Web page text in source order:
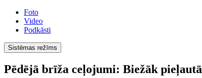
Foto
Video
Podkāsti
Sistēmas režīms
Pēdējā brīža ceļojumi: Biežāk